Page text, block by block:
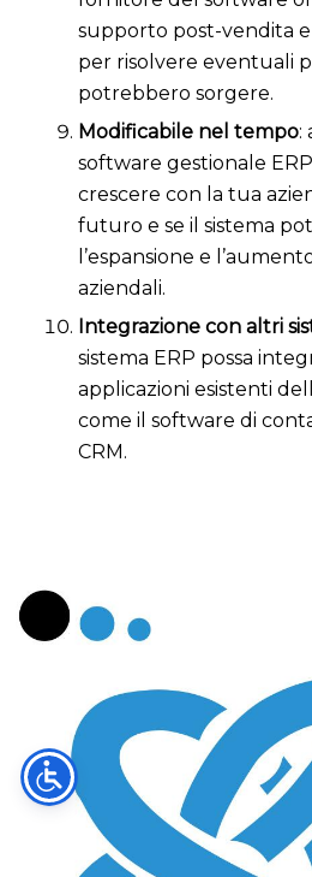
supporto post-vendita e
per risolvere eventuali
potrebbero sorgere.
Modificabile nel tempo:
software gestionale
crescere con la tua
futuro e se il sistema
l’espansione e
aziendali.
Integrazione con altri
sistema ERP possa
applicazioni esistenti
come il software di
CRM.